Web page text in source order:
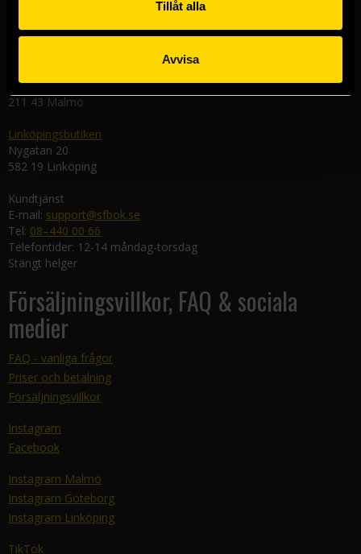
Tillåt alla
Avvisa
411 19 Göteborg
Södra Förstadsgatan 26
211 43 Malmö
Linköpingsbutiken
Nygatan 20
582 19 Linköping
Kundtjänst
E-mail: support@sfbok.se
Tel: 08–440 00 66
Telefontider: 12-14 måndag-torsdag
Stängt helger
Försäljningsvillkor, FAQ & sociala
medier
FAQ - vanliga frågor
Priser och betalning
Försäljningsvillkor
Instagram
Facebook
Instagram Malmö
Instagram Göteborg
Instagram Linköping
TikTok